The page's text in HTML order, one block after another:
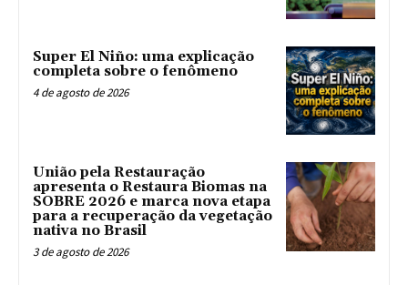
Super El Niño: uma explicação
completa sobre o fenômeno
4 de agosto de 2026
União pela Restauração
apresenta o Restaura Biomas na
SOBRE 2026 e marca nova etapa
para a recuperação da vegetação
nativa no Brasil
3 de agosto de 2026